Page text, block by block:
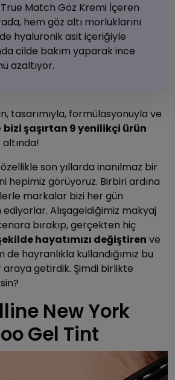
Match Göz Kremi İçeren
hem göz altı morluklarını
hyaluronik asit içeriğiyle
cilde bakım yaparak ince
azaltıyor.
tasarımıyla, formülasyonuyla ve
bizi şaşırtan 9 yenilikçi ürün
son yıllarda inanılmaz bir
hepimiz görüyoruz. Birbiri ardına
markalar bizi her gün
Alışageldiğimiz makyaj
bırakıp, gerçekten hiç
hayatımızı değiştiren ve
de hayranlıkla kullandığımız bu
getirdik. Şimdi birlikte
New York
Gel Tint